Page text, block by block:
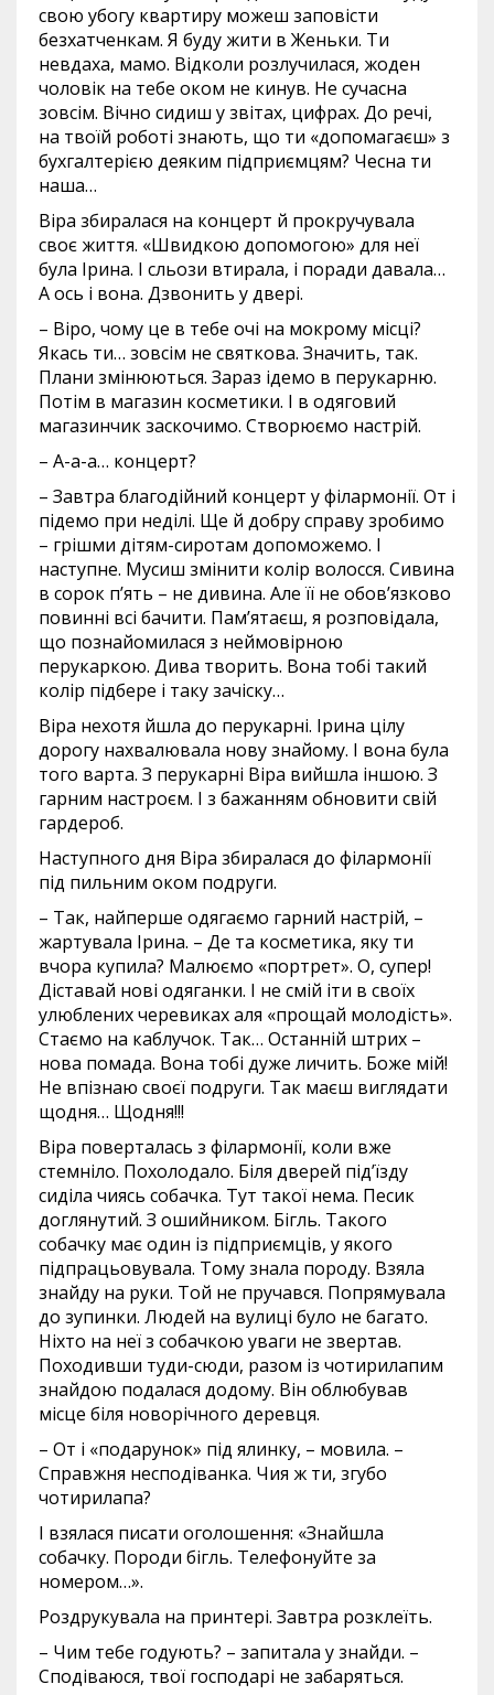
свою убогу квартиру можеш заповісти
безхатченкам. Я буду жити в Женьки. Ти
невдаха, мамо. Відколи розлучилася, жоден
чоловік на тебе оком не кинув. Не сучасна
зовсім. Вічно сидиш у звітах, цифрах. До речі,
на твоїй роботі знають, що ти «допомагаєш» з
бухгалтерією деяким підприємцям? Чесна ти
наша…
Віра збиралася на концерт й прокручувала
своє життя. «Швидкою допомогою» для неї
була Ірина. І сльози втирала, і поради давала…
А ось і вона. Дзвонить у двері.
– Віро, чому це в тебе очі на мокрому місці?
Якась ти… зовсім не святкова. Значить, так.
Плани змінюються. Зараз ідемо в перукарню.
Потім в магазин косметики. І в одяговий
магазинчик заскочимо. Створюємо настрій.
– А-а-а… концерт?
– Завтра благодійний концерт у філармонії. От і
підемо при неділі. Ще й добру справу зробимо
– грішми дітям-сиротам допоможемо. І
наступне. Мусиш змінити колір волосся. Сивина
в сорок п’ять – не дивина. Але її не обов’язково
повинні всі бачити. Пам’ятаєш, я розповідала,
що познайомилася з неймовірною
перукаркою. Дива творить. Вона тобі такий
колір підбере і таку зачіску…
Віра нехотя йшла до перукарні. Ірина цілу
дорогу нахвалювала нову знайому. І вона була
того варта. З перукарні Віра вийшла іншою. З
гарним настроєм. І з бажанням обновити свій
гардероб.
Наступного дня Віра збиралася до філармонії
під пильним оком подруги.
– Так, найперше одягаємо гарний настрій, –
жартувала Ірина. – Де та косметика, яку ти
вчора купила? Малюємо «портрет». О, супер!
Діставай нові одяганки. І не смій іти в своїх
улюблених черевиках аля «прощай молодість».
Стаємо на каблучок. Так… Останній штрих –
нова помада. Вона тобі дуже личить. Боже мій!
Не впізнаю своєї подруги. Так маєш виглядати
щодня… Щодня!!!
Віра поверталась з філармонії, коли вже
стемніло. Похолодало. Біля дверей під’їзду
сиділа чиясь собачка. Тут такої нема. Песик
доглянутий. З ошийником. Бігль. Такого
собачку має один із підприємців, у якого
підпрацьовувала. Тому знала породу. Взяла
знайду на руки. Той не пручався. Попрямувала
до зупинки. Людей на вулиці було не багато.
Ніхто на неї з собачкою уваги не звертав.
Походивши туди-сюди, разом із чотирилапим
знайдою подалася додому. Він облюбував
місце біля новорічного деревця.
– От і «подарунок» під ялинку, – мовила. –
Справжня несподіванка. Чия ж ти, згубо
чотирилапа?
І взялася писати оголошення: «Знайшла
собачку. Породи бігль. Телефонуйте за
номером…».
Роздрукувала на принтері. Завтра розклеїть.
– Чим тебе годують? – запитала у знайди. –
Сподіваюся, твої господарі не забаряться.